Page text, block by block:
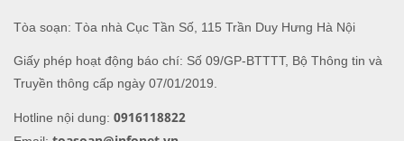
Tòa soạn: Tòa nhà Cục Tần Số, 115 Trần Duy Hưng Hà Nội
Giấy phép hoạt động báo chí: Số 09/GP-BTTTT, Bộ Thông tin và
Truyền thông cấp ngày 07/01/2019.
Hotline nội dung: 0916118822